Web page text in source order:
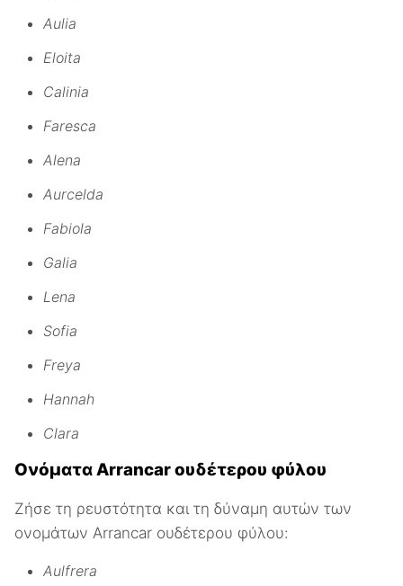
Aulia
Eloita
Calinia
Faresca
Alena
Aurcelda
Fabiola
Galia
Lena
Sofia
Freya
Hannah
Clara
Ονόματα Arrancar ουδέτερου φύλου
Ζήσε τη ρευστότητα και τη δύναμη αυτών των
ονομάτων Arrancar ουδέτερου φύλου:
Aulfrera